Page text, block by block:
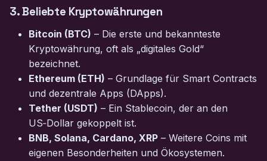
3. Beliebte Kryptowährungen
Bitcoin (BTC) – Die erste und bekannteste
Kryptowährung, oft als „digitales Gold“
bezeichnet.
Ethereum (ETH) – Grundlage für Smart Contracts
und dezentrale Apps (DApps).
Tether (USDT) – Ein Stablecoin, der an den
US‑Dollar gekoppelt ist.
BNB, Solana, Cardano, XRP – Weitere Coins mit
eigenen Besonderheiten und Ökosystemen.